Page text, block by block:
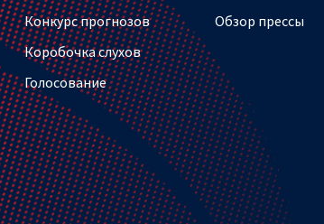
Конкурс прогнозов
Коробочка слухов
Голосование
Обзор прессы